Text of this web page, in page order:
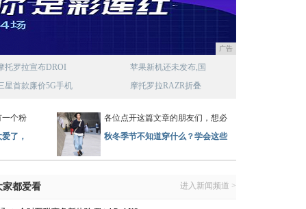
广告
托罗拉宣布DROI
星首款廉价5G手机
苹果新机还未发布,国
摩托罗拉RAZR折叠
一个粉
了，
各位点开这篇文章的朋友们，想必
秋冬季节不知道穿什么？学会这些
家都爱看 进入新闻频道 >